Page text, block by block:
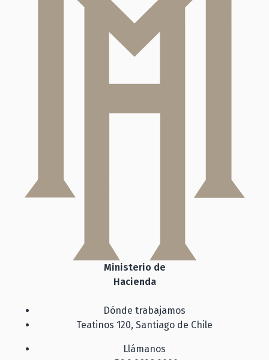
Ministerio de
Hacienda
Dónde trabajamos
Teatinos 120, Santiago de Chile
Llámanos